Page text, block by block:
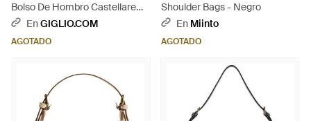
Bolso De Hombro Castellare
De Piel Granulada - Negro
EnGIGLIO.COM
AGOTADO
Shoulder Bags - Negro
En Miinto
AGOTADO